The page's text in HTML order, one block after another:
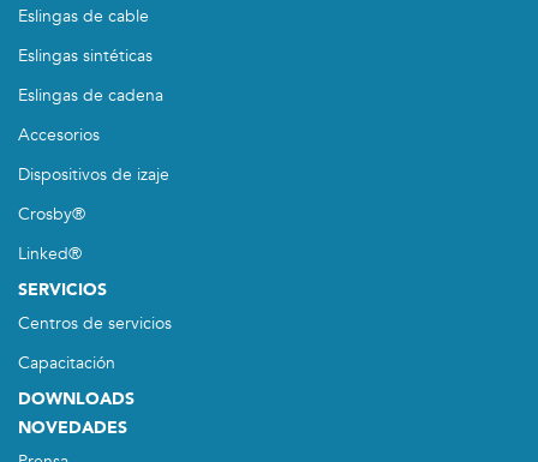
Eslingas de cable
Eslingas sintéticas
Eslingas de cadena
Accesorios
Dispositivos de izaje
Crosby®
Linked®
SERVICIOS
Centros de servicios
Capacitación
DOWNLOADS
NOVEDADES